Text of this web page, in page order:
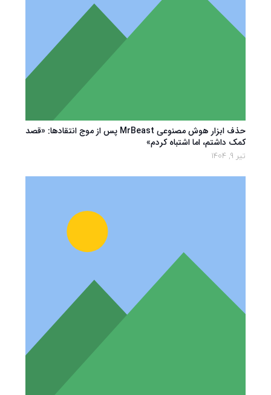
حذف ابزار هوش مصنوعی MrBeast پس از موج انتقادها: «قصد
کمک داشتم، اما اشتباه کردم»
تیر 9, 1404